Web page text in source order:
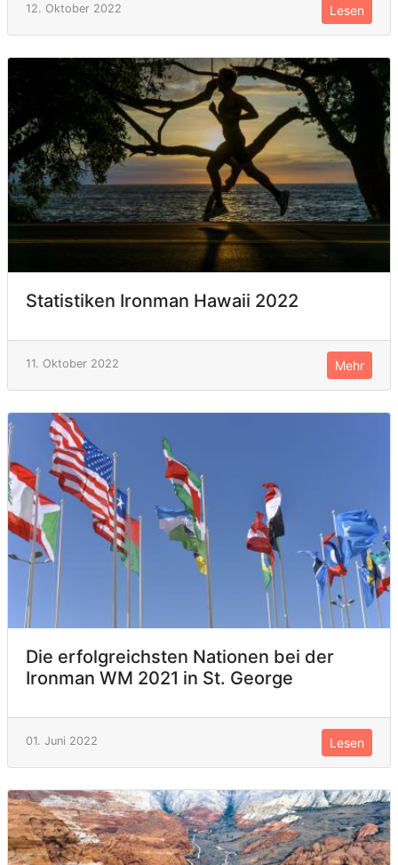
12. Oktober 2022 Lesen
Statistiken Ironman Hawaii 2022
11. Oktober 2022 Mehr
Die erfolgreichsten Nationen bei der
Ironman WM 2021 in St. George
01. Juni 2022 Lesen